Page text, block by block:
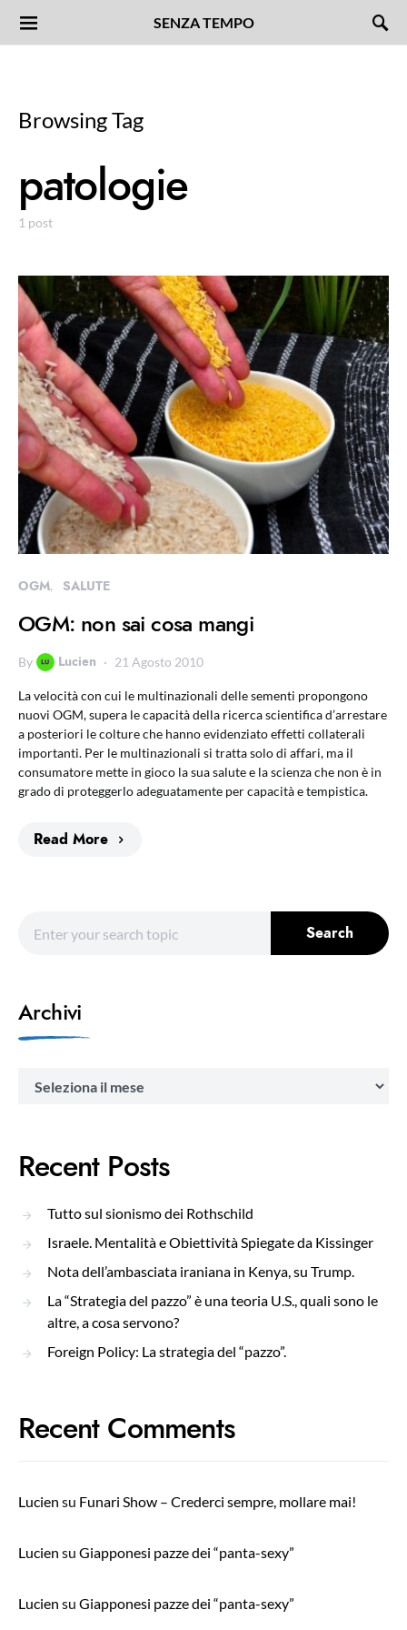
SENZA TEMPO
Browsing Tag
patologie
1 post
OGM SALUTE
OGM: non sai cosa mangi
By Lucien 21 Agosto 2010
La velocità con cui le multinazionali delle sementi propongono
nuovi OGM, supera le capacità della ricerca scientifica d’arrestare
a posteriori le colture che hanno evidenziato effetti collaterali
importanti. Per le multinazionali si tratta solo di affari, ma il
consumatore mette in gioco la sua salute e la scienza che non è in
grado di proteggerlo adeguatamente per capacità e tempistica.
Read More
Search
Archivi
Recent Posts
Tutto sul sionismo dei Rothschild
Israele. Mentalità e Obiettività Spiegate da Kissinger
Nota dell’ambasciata iraniana in Kenya, su Trump.
La “Strategia del pazzo” è una teoria U.S., quali sono le
altre, a cosa servono?
Foreign Policy: La strategia del “pazzo”.
Recent Comments
Lucien su Funari Show – Crederci sempre, mollare mai!
Lucien su Giapponesi pazze dei “panta-sexy”
Lucien su Giapponesi pazze dei “panta-sexy”